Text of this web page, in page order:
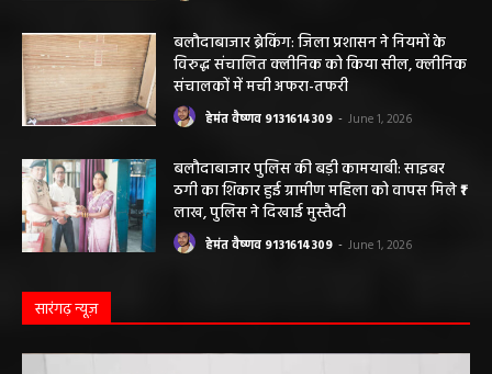
बलौदाबाजार ब्रेकिंग: जिला प्रशासन ने नियमों के
विरुद्ध संचालित क्लीनिक को किया सील, क्लीनिक
संचालकों में मची अफरा-तफरी
हेमंत वैष्णव 9131614309 - June 1, 2026
बलौदाबाजार पुलिस की बड़ी कामयाबी: साइबर
ठगी का शिकार हुई ग्रामीण महिला को वापस मिले ₹1
लाख, पुलिस ने दिखाई मुस्तैदी
हेमंत वैष्णव 9131614309 - June 1, 2026
सारंगढ़ न्यूज़